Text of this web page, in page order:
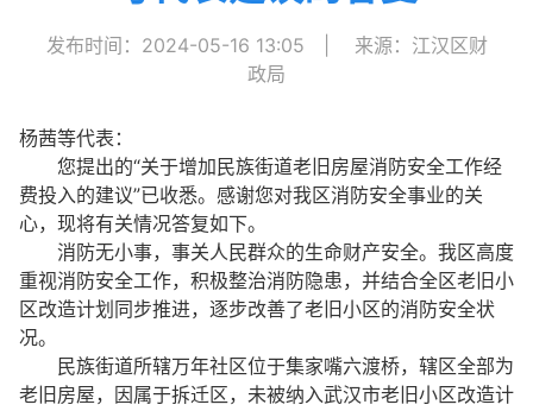
发布时间：2024-05-16 13:05
来源：江汉区财
政局
杨茜等代表：
您提出的“关于增加民族街道老旧房屋消防安全工作经
费投入的建议”已收悉。感谢您对我区消防安全事业的关
心，现将有关情况答复如下。
消防无小事，事关人民群众的生命财产安全。我区高度
重视消防安全工作，积极整治消防隐患，并结合全区老旧小
区改造计划同步推进，逐步改善了老旧小区的消防安全状
况。
民族街道所辖万年社区位于集家嘴六渡桥，辖区全部为
老旧房屋，因属于拆迁区，未被纳入武汉市老旧小区改造计